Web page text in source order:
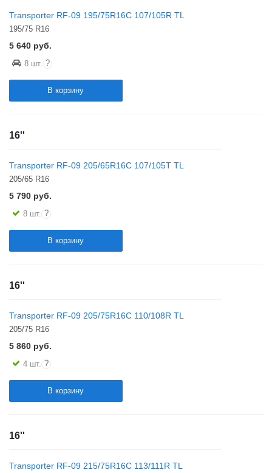
Transporter RF-09 195/75R16C 107/105R TL
195/75 R16
5 640 руб.
8 шт. ?
В корзину
16''
Transporter RF-09 205/65R16C 107/105T TL
205/65 R16
5 790 руб.
8 шт. ?
В корзину
16''
Transporter RF-09 205/75R16C 110/108R TL
205/75 R16
5 860 руб.
4 шт. ?
В корзину
16''
Transporter RF-09 215/75R16C 113/111R TL